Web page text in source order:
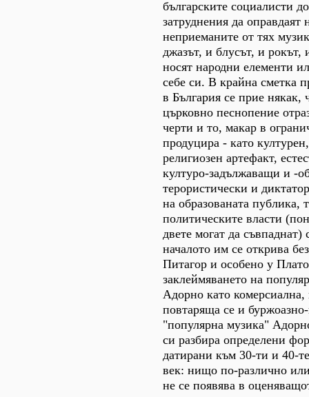
българските социалисти
затруднения да оправдаят
неприеманите от тях
джазът, и блусът, и
носят народни елементи
себе си. В крайна сметка
в България се прие някак,
църковно песнопение
черти и то, макар в
продуцира - като
религиозен артефакт,
културо-задължаващи и -
терористически и
на образованата публика,
политическите власти
двете могат да съвпаднат)
началото им се открива
Питагор и особено у
заклеймяването на
Адорно като
повтаряща се и
"популярна музика"
си разбира определени
датирани към 30-ти и 40-
век: нищо по-различно
не се появява в